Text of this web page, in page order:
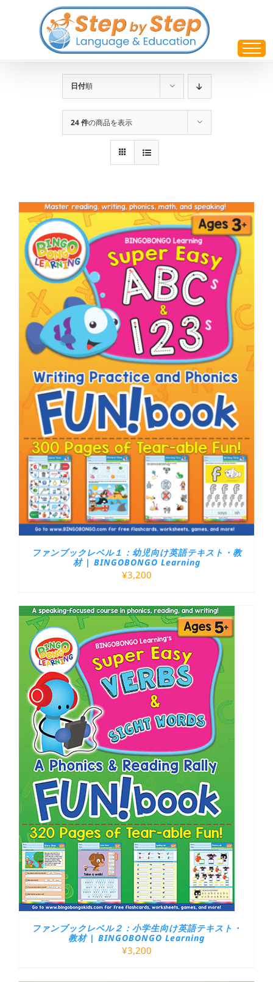
日付順
24 件の商品を表示
ファンブックレベル１：幼児向け英語テキスト・教
材 | BINGOBONGO Learning
¥3,200
ファンブックレベル２：小学生向け英語テキスト・
教材 | BINGOBONGO Learning
¥3,200